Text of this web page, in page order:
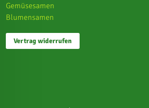
Gemüsesamen
Blumensamen
Vertrag widerrufen